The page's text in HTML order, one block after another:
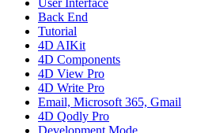
User Interface
Back End
Tutorial
4D AIKit
4D Components
4D View Pro
4D Write Pro
Email, Microsoft 365, Gmail
4D Qodly Pro